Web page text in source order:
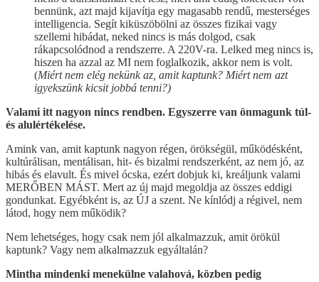
bennünk, azt majd kijavítja egy magasabb rendű, mesterséges
intelligencia. Segít kiküszöbölni az összes fizikai vagy
szellemi hibádat, neked nincs is más dolgod, csak
rákapcsolódnod a rendszerre. A 220V-ra. Lelked meg nincs is,
hiszen ha azzal az MI nem foglalkozik, akkor nem is volt.
(Miért nem elég nekünk az, amit kaptunk? Miért nem azt
igyekszünk kicsit jobbá tenni?)
Valami itt nagyon nincs rendben. Egyszerre van önmagunk túl-
és alulértékelése.
Amink van, amit kaptunk nagyon régen, örökségül, működésként,
kultúrálisan, mentálisan, hit- és bizalmi rendszerként, az nem jó, az
hibás és elavult. És mivel ócska, ezért dobjuk ki, kreáljunk valami
MERŐBEN MÁST. Mert az új majd megoldja az összes eddigi
gondunkat. Egyébként is, az ÚJ a szent. Ne kínlódj a régivel, nem
látod, hogy nem működik?
Nem lehetséges, hogy csak nem jól alkalmazzuk, amit örökül
kaptunk? Vagy nem alkalmazzuk egyáltalán?
Mintha mindenki menekülne valahová, közben pedig